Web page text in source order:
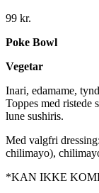
99 kr.
Poke Bowl
Vegetar
Inari, edamame,
Toppes med ristede
lune sushiris.
Med valgfri
chilimayo),
*KAN IKKE